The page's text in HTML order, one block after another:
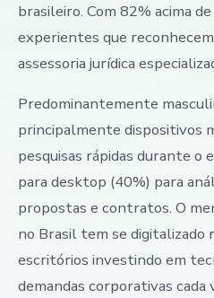
brasileiro. Com 82% acima
experientes que
assessoria jurídica
Predominantemente
principalmente dispositivos
pesquisas rápidas durante o
para desktop (40%) para
propostas e contratos. O
no Brasil tem se digitalizado
escritórios investindo em
demandas corporativas cada